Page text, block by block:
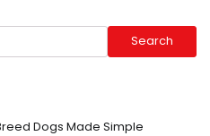
Search
Dogs Made Simple